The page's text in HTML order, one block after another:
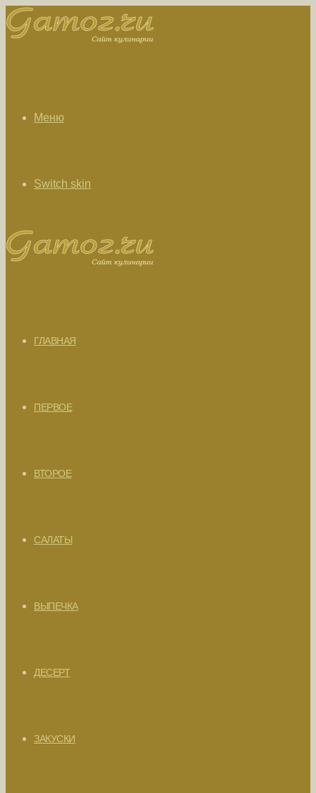
Меню
Switch skin
ГЛАВНАЯ
ПЕРВОЕ
ВТОРОЕ
САЛАТЫ
ВЫПЕЧКА
ДЕСЕРТ
ЗАКУСКИ